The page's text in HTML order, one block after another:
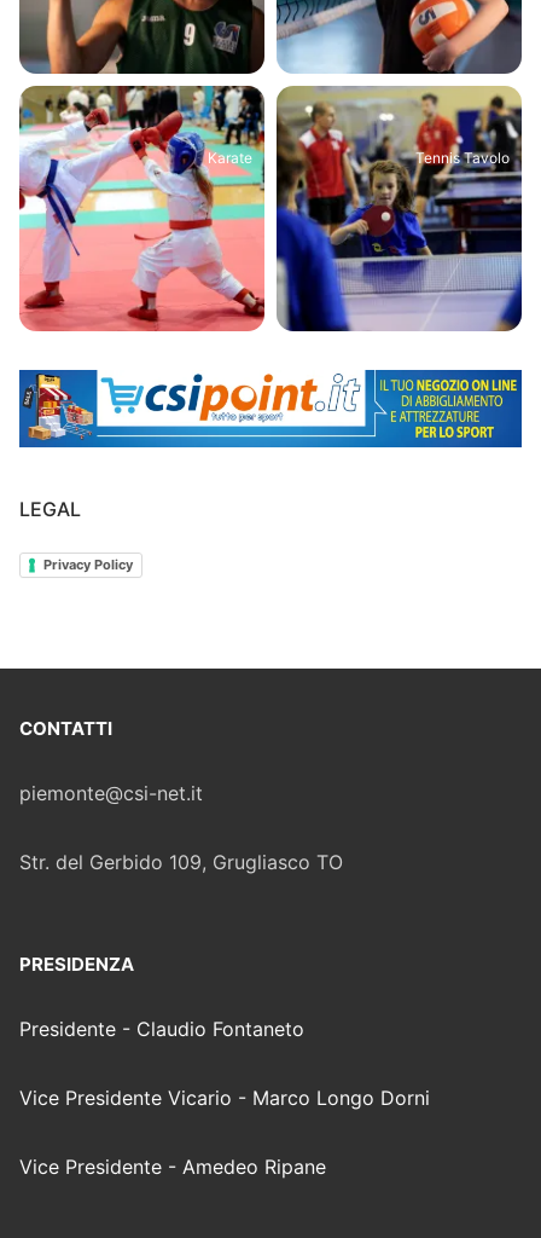
Karate Tennis Tavolo
LEGAL
Privacy Policy
CONTATTI
piemonte@csi-net.it
Str. del Gerbido 109, Grugliasco TO
PRESIDENZA
Presidente - Claudio Fontaneto
Vice Presidente Vicario - Marco Longo Dorni
Vice Presidente - Amedeo Ripane